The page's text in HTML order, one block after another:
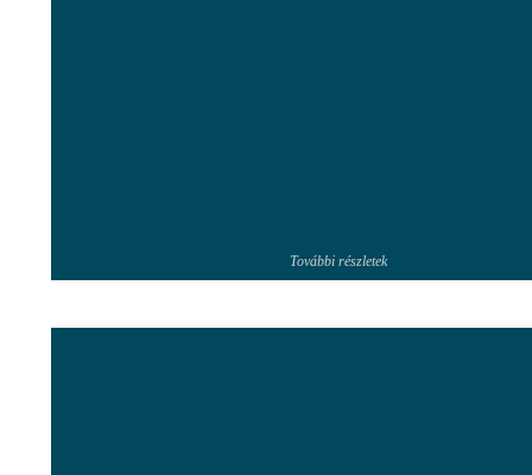
További részletek